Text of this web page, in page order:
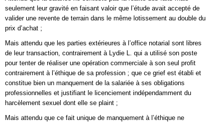
seulement leur gravité en faisant valoir que l’étude avait accepté de
valider une revente de terrain dans le même lotissement au double du
prix d’achat ;
Mais attendu que les parties extérieures à l’office notarial sont libres
de leur transaction, contrairement à Lydie L. qui a utilisé son poste
pour tenter de réaliser une opération commerciale à son seul profit
contrairement à l’éthique de sa profession ; que ce grief est établi et
constitue bien un manquement de la salariée à ses obligations
professionnelles et justifiant le licenciement indépendamment du
harcèlement sexuel dont elle se plaint ;
Mais attendu que ce fait unique de manquement à l’éthique ne